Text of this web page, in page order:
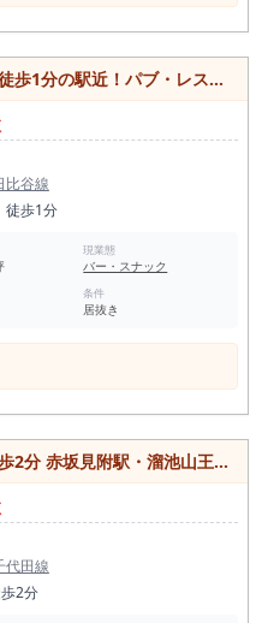
・レストラン造作あり希少な飲食店舗居抜き物件
比谷線
徒歩1分
現業態
バー・スナック
条件
居抜き
も徒歩圏内でアクセス便利！スケルトン等も相談可能な居抜き物件
代田線
2分